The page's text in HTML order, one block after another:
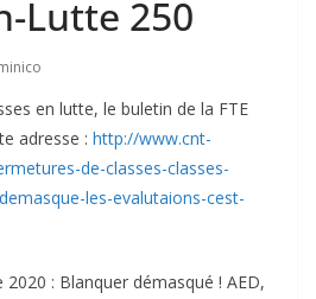
Lutte 250
en lutte, le buletin de la FTE
adresse : http://www.cnt-
de-classes-classes-
les-evalutaions-cest-
: Blanquer démasqué ! AED,